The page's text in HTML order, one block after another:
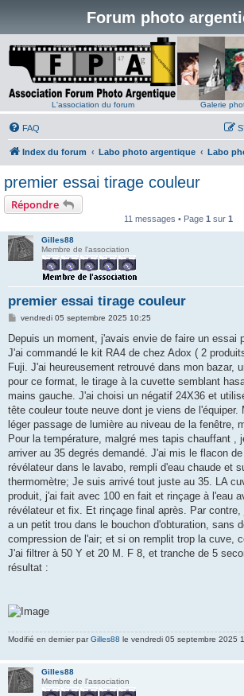
Forum photo
L'association du forum Galerie
FAQ
Index du forum Labo photo argentique Labo
premier essai tirage couleur
Répondre
11 messages • Page 1 sur 1
Gilles88
Membre de l'association
premier essai tirage couleur
M
s
s
a
g
e
vendredi 05 septembre 2025 10:25
Depuis un moment, j'avais envie de faire un essai
J'ai commandé le kit RA4 de chez Adox ( 2
Fuji. J'ai heureusement retrouvé dans mon bazar,
pour ce format, le tirage à la cuvette semblant
mains gauche. J'ai choisi un négatif 24X36 et
tête couleur toute neuve dont je viens de l'équiper.
léger passage de lumière au niveau de la fenêtre,
Pour la température, malgré mes tapis chauffant ,
arriver au 35 degrés demandé. J'ai mis le flacon
révélateur dans le lavabo, rempli d'eau chaude et
thermomètre; Je suis arrivé tout juste au 35. LA
produit, j'ai fait avec 100 en fait et rinçage à l'eau
révélateur et fix. Et rinçage final après. Par
a un petit trou dans le bouchon d'obturation, sans
compression de l'air; et si on remplit trop la cuve,
J'ai filtrer à 50 Y et 20 M. F 8, et tranche de 5
résultat :
Modifié en dernier parGilles88 le vendredi 05 septembre 2025
Gilles88
Membre de l'association